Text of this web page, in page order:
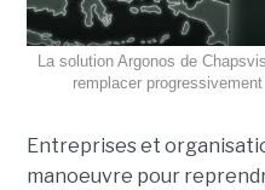
La solution Argonos de
remplacer
Entreprises et
manoeuvre pour